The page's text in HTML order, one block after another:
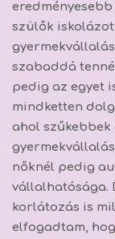
szülők
szabaddá
pedig az egyet
mindketten
ahol szűkebbek
nőknél pedig
vállalhatósága.
korlátozás is
elfogadtam,